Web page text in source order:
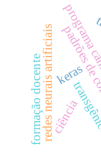
redes neurais artificiaiskeras
formação docenteciência